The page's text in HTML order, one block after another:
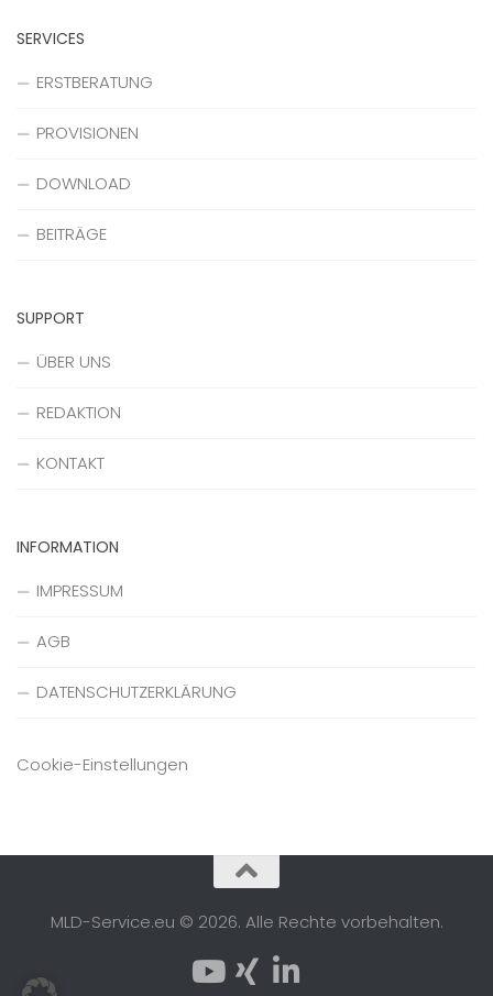
SERVICES
ERSTBERATUNG
PROVISIONEN
DOWNLOAD
BEITRÄGE
SUPPORT
ÜBER UNS
REDAKTION
KONTAKT
INFORMATION
IMPRESSUM
AGB
DATENSCHUTZERKLÄRUNG
Cookie-Einstellungen
MLD-Service.eu © 2026. Alle Rechte vorbehalten.